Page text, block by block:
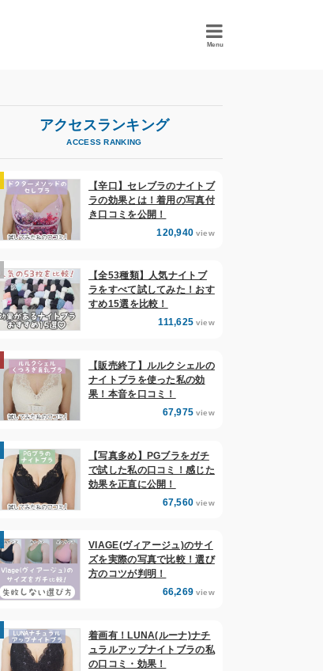
Menu
アクセスランキング
ACCESS RANKING
【辛口】セレブラのナイトブ
ラの効果とは！着用の写真付
き口コミを公開！
120,940 view
【全53種類】人気ナイトブ
ラをすべて試してみた！おす
すめ15選を比較！
111,625 view
【販売終了】ルルクシェルの
ナイトブラを使った私の効
果！本音を口コミ！
67,975 view
【写真多め】PGブラをガチ
で試した私の口コミ！感じた
効果を正直に公開！
67,560 view
VIAGE(ヴィアージュ)のサイ
ズを実際の写真で比較！選び
方のコツが判明！
66,269 view
着画有！LUNA(ルーナ)ナチ
ュラルアップナイトブラの私
の口コミ・効果！